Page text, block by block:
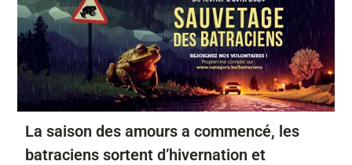
La saison des amours a commencé, les
batraciens sortent d’hivernation et